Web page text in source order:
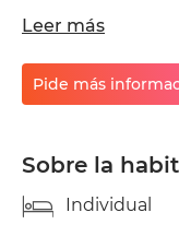
por dos chicas
habitación a 295
incluida en el
electricidad, gas,
Leer más
Pide más
Sobre la
Individual